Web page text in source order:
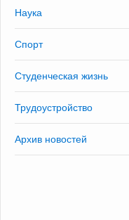
Наука
Спорт
Студенческая жизнь
Трудоустройство
Архив новостей